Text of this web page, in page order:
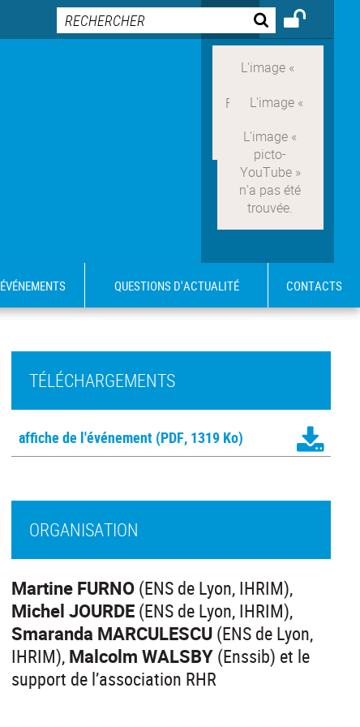
ÉVÉNEMENTS QUESTIONS D'ACTUALITÉ CONTACTS
TÉLÉCHARGEMENTS
affiche de l'événement (PDF, 1319 Ko)
ORGANISATION
Martine FURNO(ENS de Lyon, IHRIM),
Michel JOURDE(ENS de Lyon, IHRIM),
Smaranda MARCULESCU(ENS de Lyon,
IHRIM), Malcolm WALSBY(Enssib) et le
support de l’association RHR